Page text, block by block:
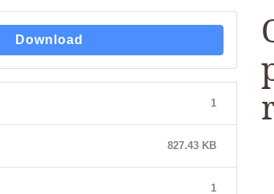
Download
1
827.43 KB
1